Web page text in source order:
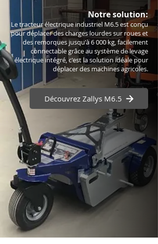
Notre solution:
Le tracteur électrique industriel M6.5 est conçu
pour déplacer des charges lourdes sur roues et
des remorques jusqu'à 6 000 kg, facilement
connectable grâce au système de levage
électrique intégré, c'est la solution idéale pour
déplacer des machines agricoles.
Découvrez Zallys M6.5